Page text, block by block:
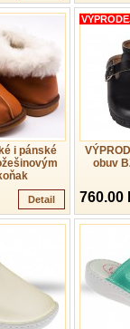
i pánské
Detail
obuv
760.00